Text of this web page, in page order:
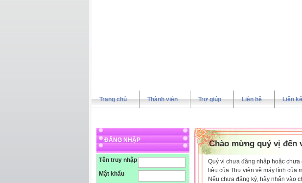
Trang chủ Thành viên Trợ giúp Liên hệ Liên
ĐĂNG NHẬP
Tên truy nhập
Mật khẩu
Chào mừng quý vị đến
Quý vị chưa đăng nhập hoặc
liệu của Thư viện về máy tính của
Nếu chưa đăng ký, hãy nhấn vào